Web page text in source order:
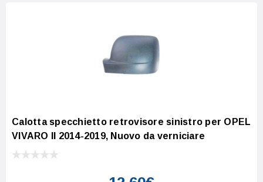
Calotta specchietto retrovisore sinistro per OPEL
VIVARO II 2014-2019, Nuovo da verniciare